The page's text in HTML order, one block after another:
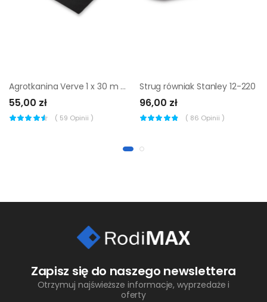
Agrotkanina Verve 1 x 30 m 80 g
55,00 zł
( 59 Opinii )
Strug równiak Stanley 12-220
96,00 zł
( 86 Opinii )
Zapisz się do naszego newslettera
Otrzymuj najświeższe informacje, wyprzedaże i
oferty